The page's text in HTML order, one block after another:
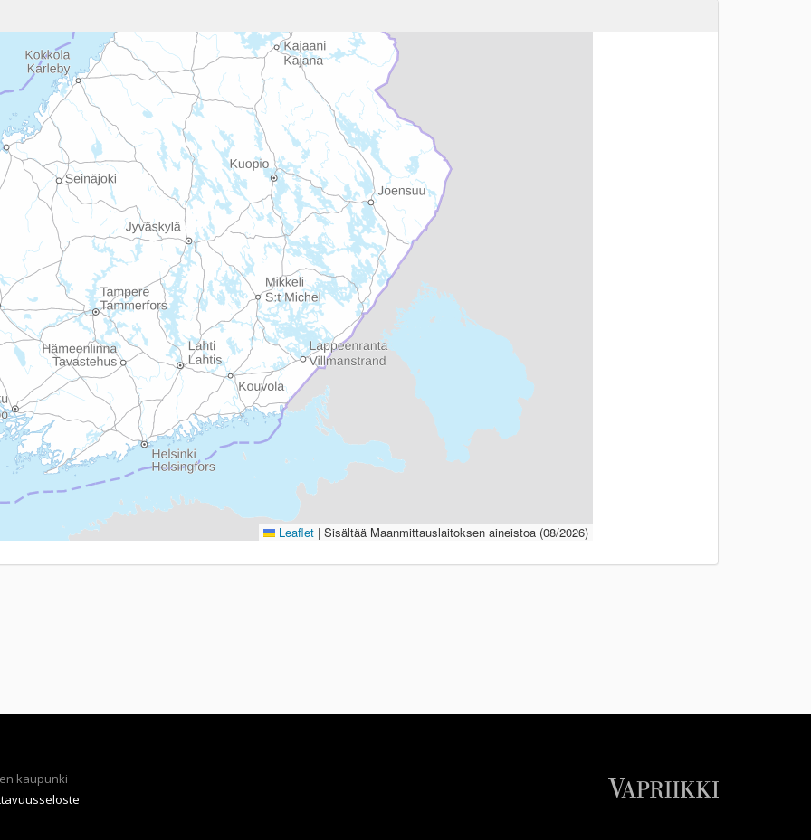
Leaflet | Sisältää Maanmittauslaitoksen aineistoa (08/2026)
kaupunki